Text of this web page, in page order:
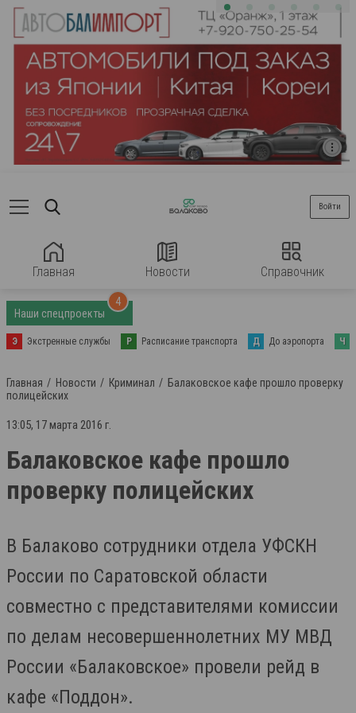
Главная Новости Справочник
Войти
Наши спецпроекты
4
Э Экстренные службы Р Расписание транспорта Д До аэропорта Ч
Главная Новости Криминал
Балаковское кафе прошло проверку
полицейских
13:05, 17 марта 2016 г.
Балаковское кафе прошло
проверку полицейских
В Балаково сотрудники отдела УФСКН
России по Саратовской области
совместно с представителями комиссии
по делам несовершеннолетних МУ МВД
России «Балаковское» провели рейд в
кафе «Поддон».